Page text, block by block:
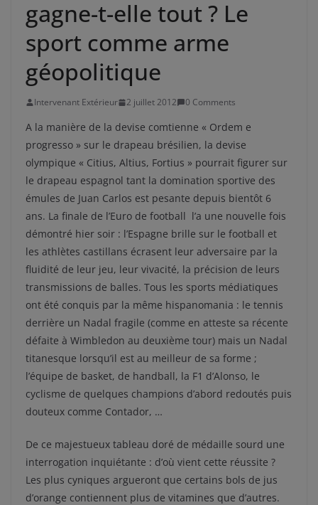
gagne-t-elle tout ? Le
sport comme arme
géopolitique
Intervenant Extérieur 2 juillet 2012 0 Comments
A la manière de la devise comtienne « Ordem e
progresso » sur le drapeau brésilien, la devise
olympique « Citius, Altius, Fortius » pourrait figurer sur
le drapeau espagnol tant la domination sportive des
émules de Juan Carlos est pesante depuis bientôt 6
ans. La finale de l’Euro de football l’a une nouvelle fois
démontré hier soir : l’Espagne brille sur le football et
les athlètes castillans écrasent leur adversaire par la
fluidité de leur jeu, leur vivacité, la précision de leurs
transmissions de balles. Tous les sports médiatiques
ont été conquis par la même hispanomania : le tennis
derrière un Nadal fragile (comme en atteste sa récente
défaite à Wimbledon au deuxième tour) mais un Nadal
titanesque lorsqu’il est au meilleur de sa forme ;
l’équipe de basket, de handball, la F1 d’Alonso, le
cyclisme de quelques champions d’abord redoutés puis
douteux comme Contador, …
De ce majestueux tableau doré de médaille sourd une
interrogation inquiétante : d’où vient cette réussite ?
Les plus cyniques argueront que certains bols de jus
d’orange contiennent plus de vitamines que d’autres.